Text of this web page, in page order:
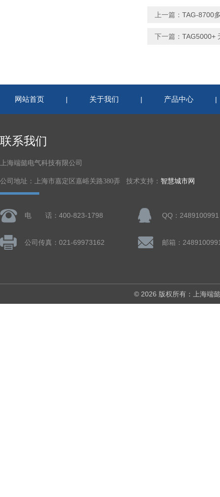
上一篇： TAG-8700
下一篇： TAG5000+
网站首页 | 关于我们 | 产品中心
联系我们
上海端懿电气科技有限公司
公司地址：上海市嘉定区嘉峪关路380弄 技术支持： 智慧城市网
电 话：400-823-1798 QQ：2489100991
公司传真：021-69973162 邮箱：
© 2026 版权所有：上海端